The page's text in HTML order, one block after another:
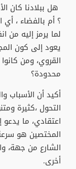
هل ببلادنا كان
؟ أم بالفضاء ،
لما يرمز إليه من
يعود إلى كون
القروي، ومن
محدودة؟
أكيد أن الأسباب
التحول ،كثيرة
اعتقادي، ما
المختصين هو
الشارع من جهة،
أخرى.